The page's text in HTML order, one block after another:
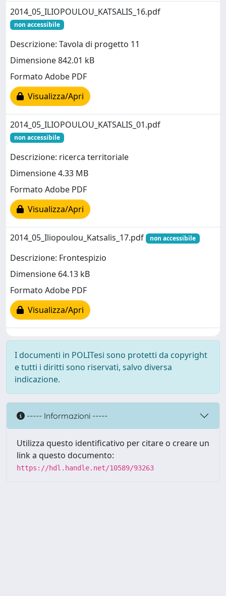
2014_05_ILIOPOULOU_KATSALIS_16.pdf
non accessibile
Descrizione: Tavola di progetto 11
Dimensione 842.01 kB
Formato Adobe PDF
Visualizza/Apri
2014_05_ILIOPOULOU_KATSALIS_01.pdf
non accessibile
Descrizione: ricerca territoriale
Dimensione 4.33 MB
Formato Adobe PDF
Visualizza/Apri
2014_05_Iliopoulou_Katsalis_17.pdf non accessibile
Descrizione: Frontespizio
Dimensione 64.13 kB
Formato Adobe PDF
Visualizza/Apri
I documenti in POLITesi sono protetti da copyright
e tutti i diritti sono riservati, salvo diversa
indicazione.
----- Informazioni -----
Utilizza questo identificativo per citare o creare un
link a questo documento:
https://hdl.handle.net/10589/93263